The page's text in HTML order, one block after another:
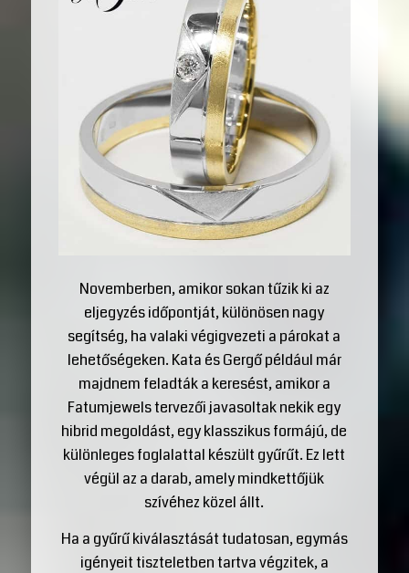
Novemberben, amikor sokan tűzik ki az
eljegyzés időpontját, különösen nagy
segítség, ha valaki végigvezeti a párokat a
lehetőségeken. Kata és Gergő például már
majdnem feladták a keresést, amikor a
Fatumjewels tervezői javasoltak nekik egy
hibrid megoldást, egy klasszikus formájú, de
különleges foglalattal készült gyűrűt. Ez lett
végül az a darab, amely mindkettőjük
szívéhez közel állt.
Ha a gyűrű kiválasztását tudatosan, egymás
igényeit tiszteletben tartva végzitek, a